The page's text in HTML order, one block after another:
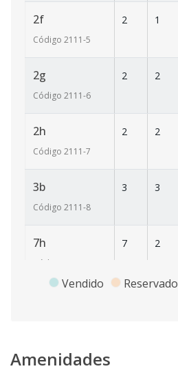
2f
Código 2111-5
2 1
2g
Código 2111-6
2 2
2h
Código 2111-7
2 2
3b
Código 2111-8
3 3
7h
Código
7 2
2a
Vendido Reservado
Amenidades